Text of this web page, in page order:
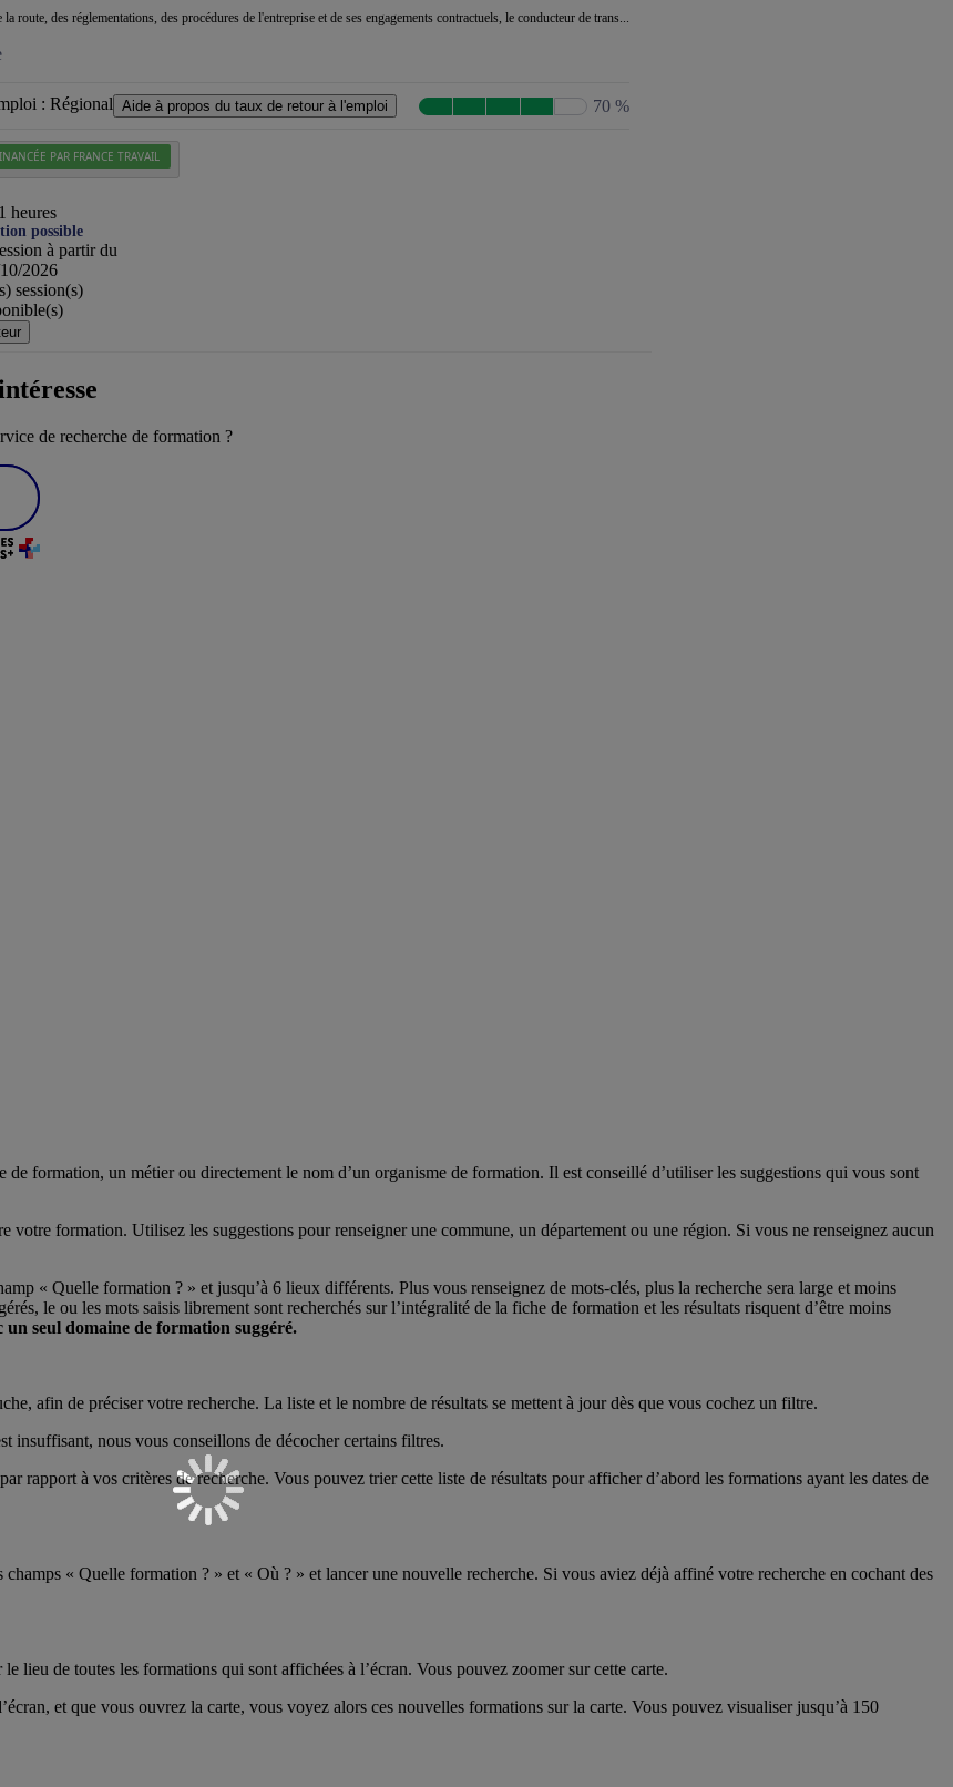
route, des réglementations, des procédures de l'entreprise et de ses engagements contractuels, le conducteur de trans...
: Régional Aide à propos du taux de retour à l'emploi 70 %
PAR FRANCE TRAVAIL
heures
possible
à partir du
2026
session(s)
de recherche de formation ?
formation, un métier ou directement le nom d’un organisme de formation. Il est conseillé d’utiliser les suggestions qui vous sont
votre formation. Utilisez les suggestions pour renseigner une commune, un département ou une région. Si vous ne renseignez aucun
« Quelle formation ? » et jusqu’à 6 lieux différents. Plus vous renseignez de mots-clés, plus la recherche sera large et moins
le ou les mots saisis librement sont recherchés sur l’intégralité de la fiche de formation et les résultats risquent d’être moins
un seul domaine de formation suggéré.
afin de préciser votre recherche. La liste et le nombre de résultats se mettent à jour dès que vous cochez un filtre.
insuffisant, nous vous conseillons de décocher certains filtres.
rapport à vos critères de recherche. Vous pouvez trier cette liste de résultats pour afficher d’abord les formations ayant les dates de
« Quelle formation ? » et « Où ? » et lancer une nouvelle recherche. Si vous aviez déjà affiné votre recherche en cochant des
de toutes les formations qui sont affichées à l’écran. Vous pouvez zoomer sur cette carte.
et que vous ouvrez la carte, vous voyez alors ces nouvelles formations sur la carte. Vous pouvez visualiser jusqu’à 150